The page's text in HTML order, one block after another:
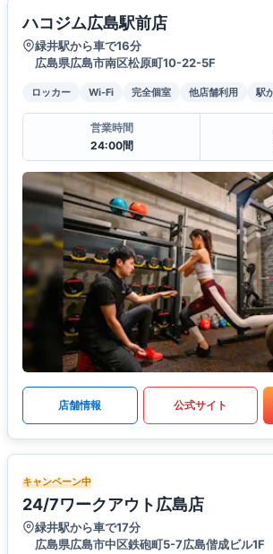
ハコジム広島駅前店
緑井駅から車で16分
広島県広島市南区松原町10-22-5F
ロッカー Wi-Fi 完全個室 他店舗利用 駅
営業時間
24:00間
店舗情報 公式サイト
キャンペーン中
24/7ワークアウト広島店
緑井駅から車で17分
広島県広島市中区鉄砲町5-7広島偕成ビル1F